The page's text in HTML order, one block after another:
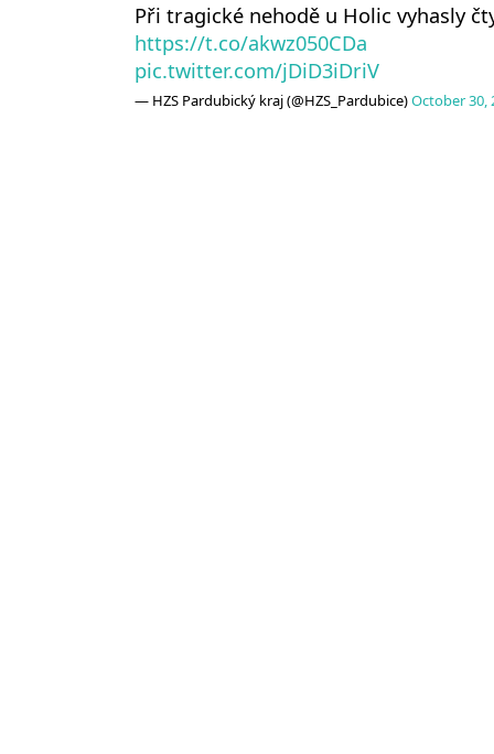
Při tragické nehodě u Holic vyhasly
https://t.co/akwz050CDa
pic.twitter.com/jDiD3iDriV
— HZS Pardubický kraj (@HZS_Pardubice)October 30,